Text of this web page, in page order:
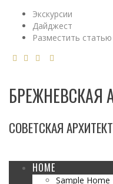
Экскурсии
Дайджест
Разместить статью
БРЕЖНЕВСКАЯ
СОВЕТСКАЯ
HOME
Sample Home